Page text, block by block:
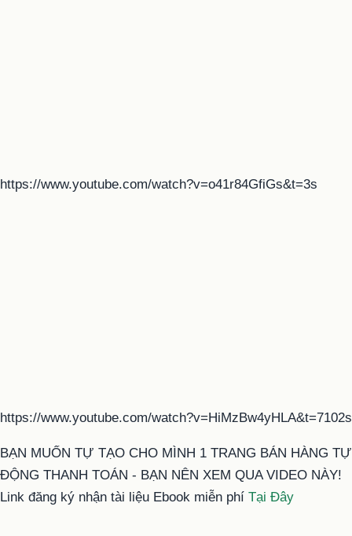
https://www.youtube.com/watch?v=o41r84GfiGs&t=3s
https://www.youtube.com/watch?v=HiMzBw4yHLA&t=7102s
BẠN MUỐN TỰ TẠO CHO MÌNH 1 TRANG BÁN HÀNG TỰ
ĐỘNG THANH TOÁN - BẠN NÊN XEM QUA VIDEO NÀY!
Link đăng ký nhận tài liệu Ebook miễn phí Tại Đây